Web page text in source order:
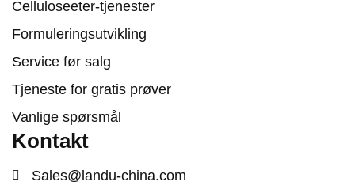
Celluloseeter-tjenester
Formuleringsutvikling
Service før salg
Tjeneste for gratis prøver
Vanlige spørsmål
Kontakt
Sales@landu-china.com